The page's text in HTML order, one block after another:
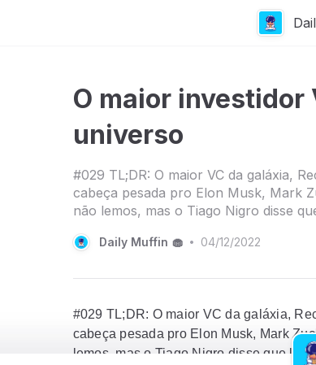
O maior investidor
universo
#029 TL;DR: O maior VC da galáxia,
cabeça pesada pro Elon Musk, Mark
não lemos, mas o Tiago Nigro disse
Daily Muffin 🧁 • 04/12/2022
#029 TL;DR: O maior VC da galáxia,
cabeça pesada pro Elon Musk, Mark
lemos, mas o Tiago Nigro disse que leu.